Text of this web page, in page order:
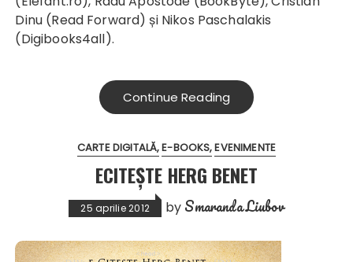
Dinu (Read Forward) și Nikos Paschalakis
(Digibooks4all).
Continue Reading
CARTE DIGITALĂ E-BOOKS EVENIMENTE
ECITEȘTE HERG BENET
25 aprilie 2012 by Smaranda Liubov